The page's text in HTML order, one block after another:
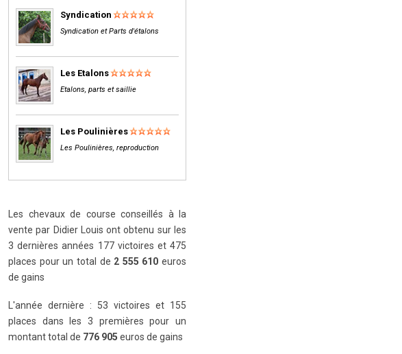
Syndication
Syndication et Parts d'étalons
Les Etalons
Etalons, parts et saillie
Les Poulinières
Les Poulinières, reproduction
Les chevaux de course conseillés à la
vente par Didier Louis ont obtenu sur les
3 dernières années 177 victoires et 475
places pour un total de 2 555 610 euros
de gains
L'année dernière : 53 victoires et 155
places dans les 3 premières pour un
montant total de 776 905 euros de gains